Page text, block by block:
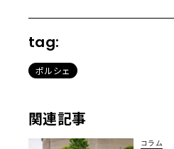
tag:
ポルシェ
関連記事
コラム